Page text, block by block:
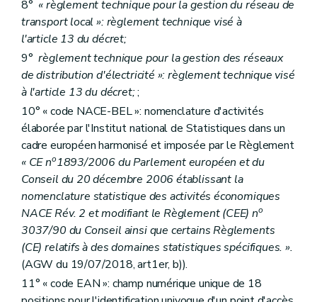
8° « règlement technique pour la gestion du réseau de
transport local »: règlement technique visé à
l'article 13 du décret;
9°règlement technique pour la gestion des réseaux
de distribution d'électricité »: règlement technique visé
à l'article 13 du décret;;
10° « code NACE-BEL »: nomenclature d'activités
élaborée par l'Institut national de Statistiques dans un
cadre européen harmonisé et imposée par le Règlement
« CE no1893/2006 du Parlement européen et du
Conseil du 20 décembre 2006 établissant la
nomenclature statistique des activités économiques
NACE Rév. 2 et modifiant le Règlement (CEE) no
3037/90 du Conseil ainsi que certains Règlements
(CE) relatifs à des domaines statistiques spécifiques. ».
(AGW du 19/07/2018, art1er, b)).
11° « code EAN »: champ numérique unique de 18